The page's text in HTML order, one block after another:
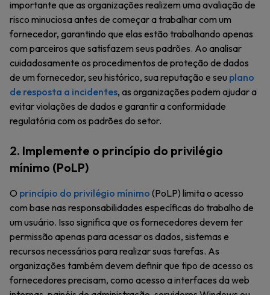
importante que as organizações realizem uma avaliação de
risco minuciosa antes de começar a trabalhar com um
fornecedor, garantindo que elas estão trabalhando apenas
com parceiros que satisfazem seus padrões. Ao analisar
cuidadosamente os procedimentos de proteção de dados
de um fornecedor, seu histórico, sua reputação e seu plano
de resposta a incidentes, as organizações podem ajudar a
evitar violações de dados e garantir a conformidade
regulatória com os padrões do setor.
2. Implemente o princípio do privilégio
mínimo (PoLP)
O princípio do privilégio mínimo (PoLP) limita o acesso
com base nas responsabilidades específicas do trabalho de
um usuário. Isso significa que os fornecedores devem ter
permissão apenas para acessar os dados, sistemas e
recursos necessários para realizar suas tarefas. As
organizações também devem definir que tipo de acesso os
fornecedores precisam, como acesso a interfaces da web